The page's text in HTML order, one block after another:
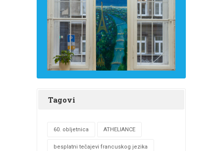
Tagovi
60. obljetnica ATHELIANCE
besplatni tečajevi francuskog jezika